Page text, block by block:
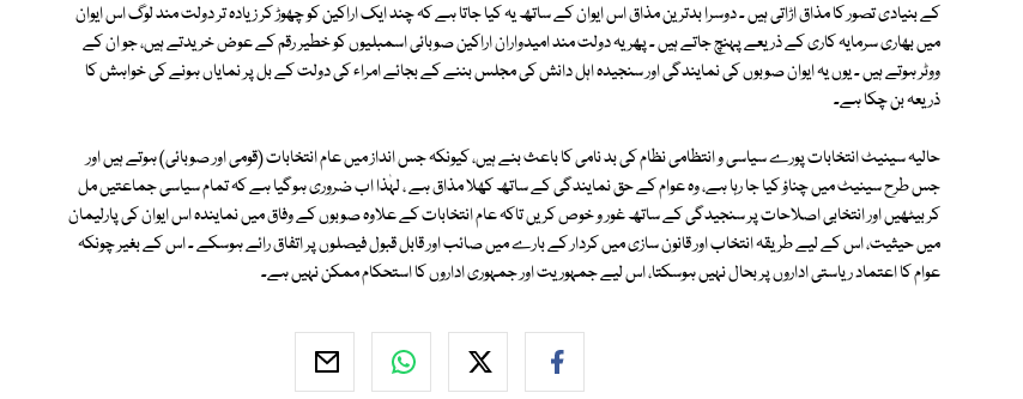
کے بنیادی تصور کا مذاق اڑاتی ہیں ۔ دوسرا بدترین مذاق اس ایوان کے ساتھ یہ کیا جاتا ہے کہ چند ایک اراکین کو چھوڑ کر زیادہ تر دولت مند لوگ اس ایوان
میں بھاری سرمایہ کاری کے ذریعے پہنچ جاتے ہیں ۔ پھر یہ دولت مند امیدواران اراکین صوبائی اسمبلیوں کو خطیر رقم کے عوض خریدتے ہیں، جو ان کے
ووٹر ہوتے ہیں ۔ یوں یہ ایوان صوبوں کی نمایندگی اور سنجیدہ اہل دانش کی مجلس بننے کے بجائے امراء کی دولت کے بل پر نمایاں ہونے کی خواہش کا
ذریعہ بن چکا ہے۔
حالیہ سینیٹ انتخابات پورے سیاسی و انتظامی نظام کی بد نامی کا باعث بنے ہیں، کیونکہ جس انداز میں عام انتخابات (قومی اور صوبائی) ہوتے ہیں اور
جس طرح سینیٹ میں چناؤ کیا جا رہا ہے، وہ عوام کے حق نمایندگی کے ساتھ کھلا مذاق ہے ، لہٰذا اب ضروری ہوگیا ہے کہ تمام سیاسی جماعتیں مل
کر بیٹھیں اور انتخابی اصلاحات پر سنجیدگی کے ساتھ غور و خوص کریں تاکہ عام انتخابات کے علاوہ صوبوں کے وفاق میں نمایندہ اس ایوان کی پارلیمان
میں حیثیت، اس کے لیے طریقہ انتخاب اور قانون سازی میں کردار کے بارے میں صائب اور قابل قبول فیصلوں پر اتفاق رائے ہوسکے ۔ اس کے بغیر چونکہ
عوام کا اعتماد ریاستی اداروں پر بحال نہیں ہوسکتا، اس لیے جمہوریت اور جمہوری اداروں کا استحکام ممکن نہیں ہے۔